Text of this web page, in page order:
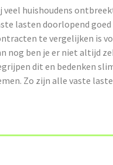
veel huishoudens
lasten doorlopend
te vergelijken is
nog ben je er niet altijd
dit en bedenken
Zo zijn alle vaste